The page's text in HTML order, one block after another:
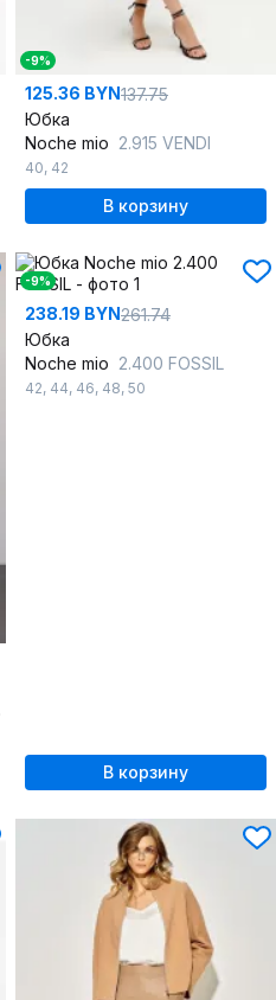
-9%
125.36 BYN137.75
Юбка
Noche mio 2.915 VENDI
40, 42
В корзину
-9%
238.19 BYN261.74
Юбка
Noche mio 2.400 FOSSIL
42, 44, 46, 48, 50
В корзину